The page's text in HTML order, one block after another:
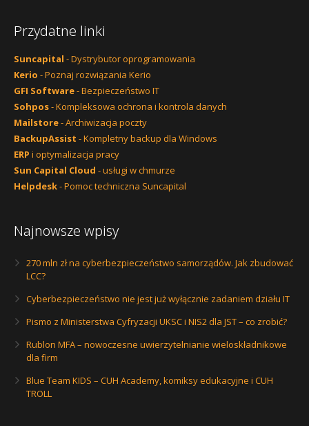
Przydatne linki
Suncapital - Dystrybutor oprogramowania
Kerio - Poznaj rozwiązania Kerio
GFI Software- Bezpieczeństwo IT
Sohpos- Kompleksowa ochrona i kontrola danych
Mailstore- Archiwizacja poczty
BackupAssist - Kompletny backup dla Windows
ERP i optymalizacja pracy
Sun Capital Cloud - usługi w chmurze
Helpdesk- Pomoc techniczna Suncapital
Najnowsze wpisy
270 mln zł na cyberbezpieczeństwo samorządów. Jak zbudować
LCC?
Cyberbezpieczeństwo nie jest już wyłącznie zadaniem działu IT
Pismo z Ministerstwa Cyfryzacji UKSC i NIS2 dla JST – co zrobić?
Rublon MFA – nowoczesne uwierzytelnianie wieloskładnikowe
dla firm
Blue Team KIDS – CUH Academy, komiksy edukacyjne i CUH
TROLL